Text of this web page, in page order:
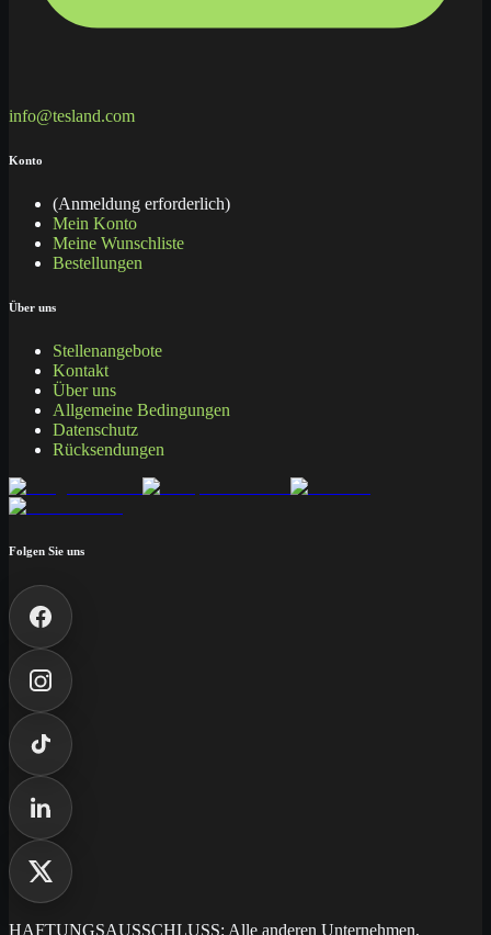
info@tesland.com
Konto
(Anmeldung erforderlich)
Mein Konto
Meine Wunschliste
Bestellungen
Über uns
Stellenangebote
Kontakt
Über uns
Allgemeine Bedingungen
Datenschutz
Rücksendungen
Folgen Sie uns
HAFTUNGSAUSSCHLUSS: Alle anderen Unternehmen,